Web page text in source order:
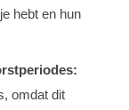
hebt en hun
omdat dit